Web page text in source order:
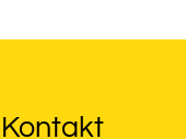
Kontakt